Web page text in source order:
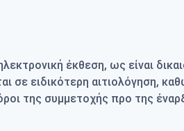
έκθεση, ως είναι
σε ειδικότερη αιτιολόγηση,
της συμμετοχής προ της